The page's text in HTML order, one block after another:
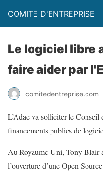
COMITE D'ENTREPRISE
Le logiciel libre
faire aider par
comitedentreprise.com
L’Adae va solliciter le Conseil
financements publics de
Au Royaume-Uni, Tony Blair
l’ouverture d’une Open